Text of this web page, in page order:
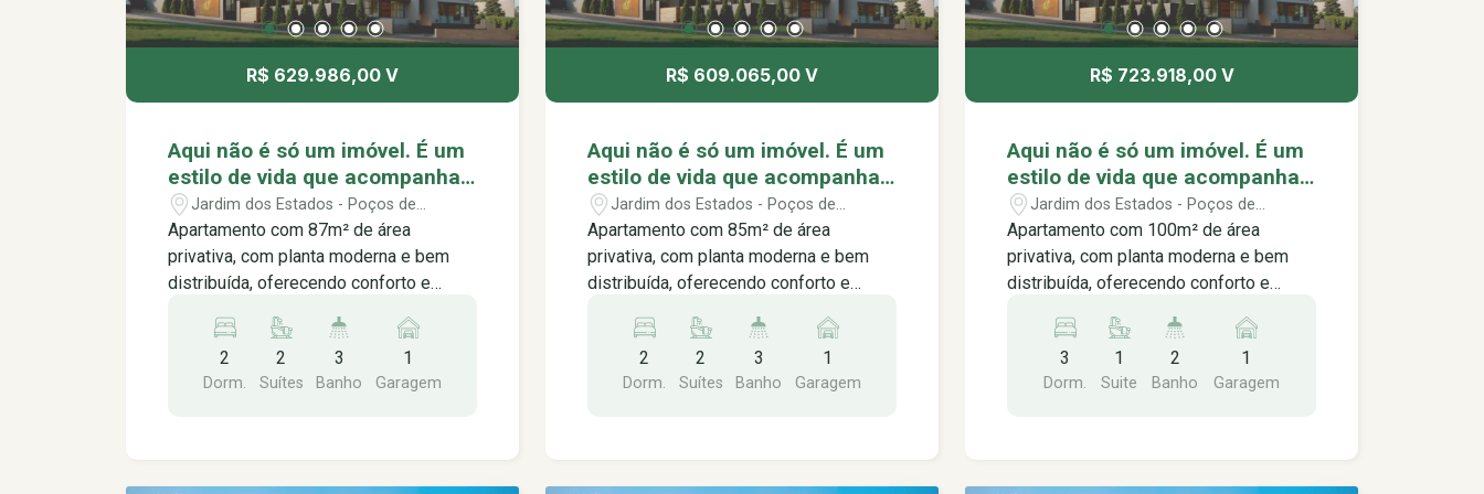
R$ 629.986,00 V
Aqui não é só um imóvel. É um
estilo de vida que acompanha
o seu ritmo. Music Residence,
viva no seu melhor ritmo.
Jardim dos Estados - Poços de
Caldas/MG
Apartamento com 87m² de área
privativa, com planta moderna e bem
distribuída, oferecendo conforto e
imóvel conta com 2 suítes, lavabo, sala
integrada com a cozinha,
proporcionando um ambiente prático,
2
Dorm.
2
Suítes
3
Banho
1
Garagem
R$ 609.065,00 V
Aqui não é só um imóvel. É um
estilo de vida que acompanha
o seu ritmo. Music Residence,
viva no seu melhor ritmo.
Jardim dos Estados - Poços de
Caldas/MG
Apartamento com 85m² de área
privativa, com planta moderna e bem
distribuída, oferecendo conforto e
imóvel conta com 2 suítes, lavabo, sala
integrada com a cozinha,
proporcionando um ambiente prático,
2
Dorm.
2
Suítes
3
Banho
1
Garagem
R$ 723.918,00 V
Aqui não é só um imóvel. É um
estilo de vida que acompanha
o seu ritmo. Music Residence,
viva no seu melhor ritmo.
Jardim dos Estados - Poços de
Caldas/MG
Apartamento com 100m² de área
privativa, com planta moderna e bem
distribuída, oferecendo conforto e
imóvel conta com 3 dormitórios sendo
1 suíte, lavabo, sala integrada com a
cozinha, proporcionando um ambiente
3
Dorm.
1
Suite
2
Banho
1
Garagem